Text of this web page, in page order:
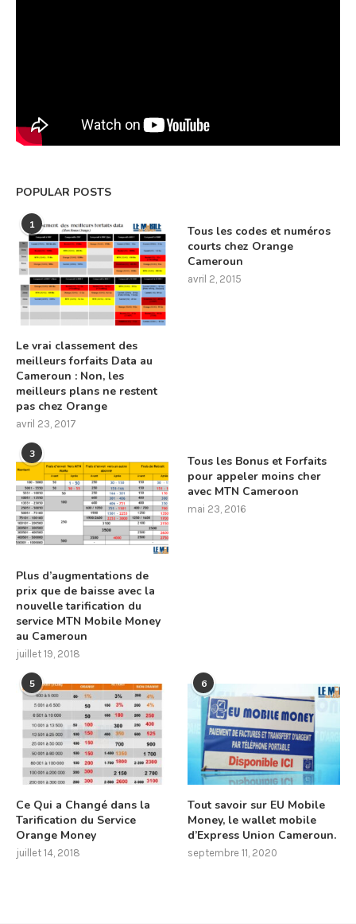
POPULAR POSTS
1
Le vrai classement des
meilleurs forfaits Data au
Cameroun : Non, les
meilleurs plans ne restent
pas chez Orange
avril 23, 2017
Tous les codes et numéros
courts chez Orange
Cameroun
avril 2, 2015
3
Plus d’augmentations de
prix que de baisse avec la
nouvelle tarification du
service MTN Mobile Money
au Cameroun
juillet 19, 2018
Tous les Bonus et Forfaits
pour appeler moins cher
avec MTN Cameroon
mai 23, 2016
5
Ce Qui a Changé dans la
Tarification du Service
Orange Money
juillet 14, 2018
6
Tout savoir sur EU Mobile
Money, le wallet mobile
d’Express Union Cameroun.
septembre 11, 2020